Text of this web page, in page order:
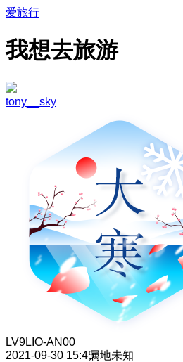
爱旅行
我想去旅游
tony__sky
LV9LIO-AN00
2021-09-30 15:45属地未知